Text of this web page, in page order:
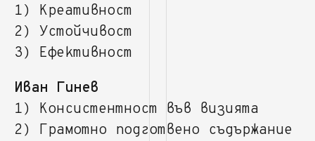
1) Креативност
2) Устойчивост
3) Ефективност
Иван Гинев
1) Консистентност във визията
2) Грамотно подготвено съдържание